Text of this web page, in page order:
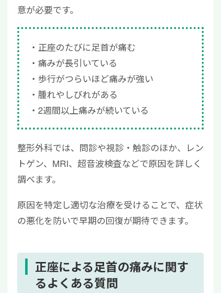
意が必要です。
正座のたびに足首が痛む
痛みが長引いている
歩行がつらいほど痛みが強い
腫れやしびれがある
2週間以上痛みが続いている
整形外科では、問診や視診・触診のほか、レン
トゲン、MRI、超音波検査などで原因を詳しく
調べます。
原因を特定し適切な治療を受けることで、症状
の悪化を防いで早期の回復が期待できます。
正座による足首の痛みに関す
るよくある質問